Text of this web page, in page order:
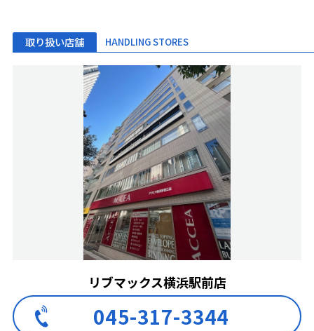
取り扱い店舗 HANDLING STORES
リブマックス横浜駅前店
045-317-3344